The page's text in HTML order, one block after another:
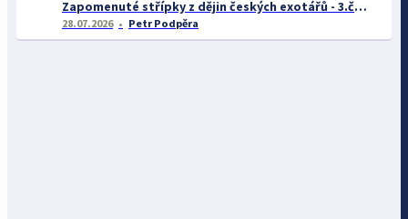
Zapomenuté střípky z dějin českých exotářů - 3.část
28.07.2026 Petr Podpěra